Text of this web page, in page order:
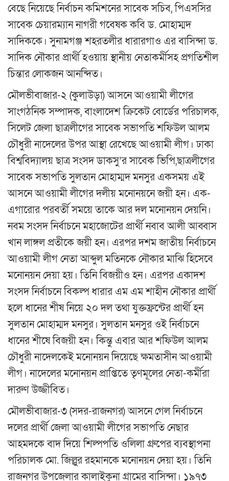
বেছে নিয়েছে নির্বাচন কমিশনের সাবেক সচিব, পিএসসির
সাবেক চেয়ারম্যান নাগরী গবেষক কবি ড. মোহাম্মদ
সাদিককে। সুনামগঞ্জ শহরতলীর ধারারগাও এর বাসিন্দা ড.
সাদিক নৌকার প্রার্থী হওয়ায় স্থানীয় নেতাকর্মীসহ প্রগতিশীল
চিন্তার লোকজন আনন্দিত।
মৌলভীবাজার-২ (কুলাউড়া) আসনে আওয়ামী লীগের
সাংগঠনিক সম্পাদক, বাংলাদেশ ক্রিকেট বোর্ডের পরিচালক,
সিলেট জেলা ছাত্রলীগের সাবেক সভাপতি শফিউল আলম
চৌধুরী নাদেলের উপর আস্থা রেখেছে আওয়ামী লীগ। ঢাকা
বিশ্ববিদ্যালয় ছাত্র সংসদ ডাকসু’র সাবেক ভিপি,ছাত্রলীগের
সাবেক সভাপতি সুলতান মোহাম্মদ মনসুর একসময় এই
আসনে আওয়ামী লীগের দলীয় মনোনয়নে জয়ী হন। এক-
এগারোর পরবর্তী সময়ে তাকে আর দল মনোনয়ন দেয়নি।
নবম সংসদ নির্বাচনে মহাজোটের প্রার্থী নবাব আলী আব্বাস
খান লাঙ্গল প্রতীকে জয়ী হন। এরপর দশম জাতীয় নির্বাচনে
আওয়ামী লীগ নেতা আব্দুল মতিনকে নৌকার মাঝি হিসেবে
মনোনয়ন দেয়া হয়। তিনি বিজয়ীও হন। এরপর একাদশ
সংসদ নির্বাচনে বিকল্প ধারার এম এম শাহীন নৌকার প্রার্থী
হলে ধানের শীষ নিয়ে ২০ দল তথা যুক্তফ্রন্টের প্রার্থী হন
সুলতান মোহাম্মদ মনসুর। সুলতান মনসুর ওই নির্বাচনে
ধানের শীষে বিজয়ী হন। কিন্তু এবার আর শফিউল আলম
চৌধুরী নাদেলকেই মনোনয়ন দিয়েছে ক্ষমতাসীন আওয়ামী
লীগ। নাদেলের মনোনয়ন প্রাপ্তিতে তৃণমূলের নেতা-কর্মীরা
দারুণ উজ্জীবিত।
মৌলভীবাজার-৩ (সদর-রাজনগর) আসনে গেল নির্বাচনে
দলের প্রার্থী জেলা আওয়ামী লীগের সভাপতি নেছার
আহমদকে বাদ দিয়ে শিল্পপতি ওলিলা গ্রুপের ব্যবস্থাপনা
পরিচালক মো. জিল্লুর রহমানকে মনোনয়ন দেয়া হয়। তিনি
রাজনগর উপজেলার কালাইকুনা গ্রামের বাসিন্দা। ১৯৭৩